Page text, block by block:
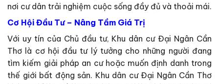
nơi cư dân trải nghiệm cuộc sống đầy đủ và thoải mái.
Cơ Hội Đầu Tư – Nâng Tầm Giá Trị
Với uy tín của Chủ đầu tư, Khu dân cư Đại Ngân Cần
Thơ là cơ hội đầu tư lý tưởng cho những người đang
tìm kiếm giải pháp an cư hoặc muốn định danh trong
thế giới bất động sản. Khu dân cư Đại Ngân Cần Thơ